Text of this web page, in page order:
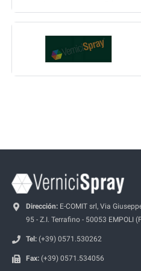
Dirección: E-COMIT srl, Via
95 - Z.I. Terrafino - 50053 EMPOLI
Tel: (+39) 0571.530262
Fax: (+39) 0571.534056